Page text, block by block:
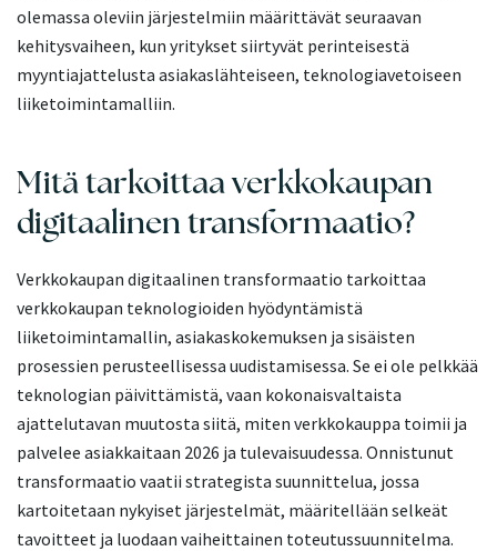
olemassa oleviin järjestelmiin määrittävät seuraavan
kehitysvaiheen, kun yritykset siirtyvät perinteisestä
myyntiajattelusta asiakaslähteiseen, teknologiavetoiseen
liiketoimintamalliin.
Mitä tarkoittaa verkkokaupan
digitaalinen transformaatio?
Verkkokaupan digitaalinen transformaatio tarkoittaa
verkkokaupan teknologioiden hyödyntämistä
liiketoimintamallin, asiakaskokemuksen ja sisäisten
prosessien perusteellisessa uudistamisessa. Se ei ole pelkkää
teknologian päivittämistä, vaan kokonaisvaltaista
ajattelutavan muutosta siitä, miten verkkokauppa toimii ja
palvelee asiakkaitaan 2026 ja tulevaisuudessa. Onnistunut
transformaatio vaatii strategista suunnittelua, jossa
kartoitetaan nykyiset järjestelmät, määritellään selkeät
tavoitteet ja luodaan vaiheittainen toteutussuunnitelma.